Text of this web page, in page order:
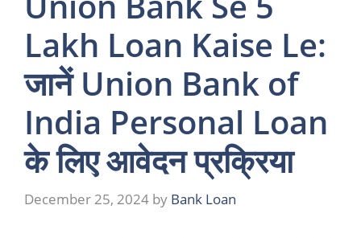
Lakh Loan Kaise Le:
जानें Union Bank of
India Personal Loan
के लिए आवेदन प्रक्रिया
December 25, 2024 by Bank Loan